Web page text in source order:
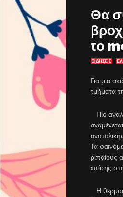
Θα
το
ΕΙΔΗΣΕΙΣ
Για μια
τμήματα
Πιο
Τα
ριπαίους
επίσης
Η